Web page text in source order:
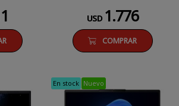
USD 1.776
COMPRAR
En stock Nuevo